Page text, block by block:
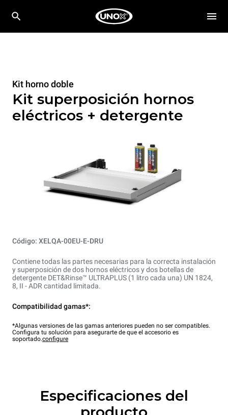
Kit horno doble
Kit superposición hornos
eléctricos + detergente
Código: XELQA-00EU-E-DRU
Contiene todas las partes necesarias para la correcta instalación
y superposición de dos hornos eléctricos y dos botellas de
detergente DET&Rinse™ ULTRAPLUS (1 litro cada una) UN 1824,
8, II - ADR cantidad limitada.
Compatibilidad gamas*:
*Algunas versiones de las gamas anteriores pueden no ser compatibles.
Configura tu solución para asegurarte de que el accesorio es
soportado.configure
Especificaciones del